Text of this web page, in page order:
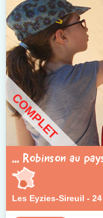
COMPLET
... Robinson au
Les Eyzies-Sireuil -